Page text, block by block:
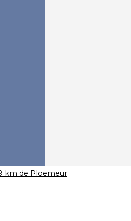
km de Ploemeur